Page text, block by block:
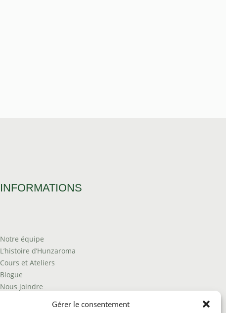
Gérer le consentement
INFORMATIONS
Notre équipe
L’histoire d’Hunzaroma
Cours et Ateliers
Blogue
Nous joindre
Politique de frais d'envoi